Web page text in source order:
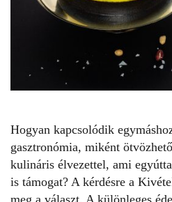
Hogyan kapcsolódik
gasztronómia, miként
kulináris élvezettel, ami
is támogat? A kérdésre a
meg a választ. A különleges